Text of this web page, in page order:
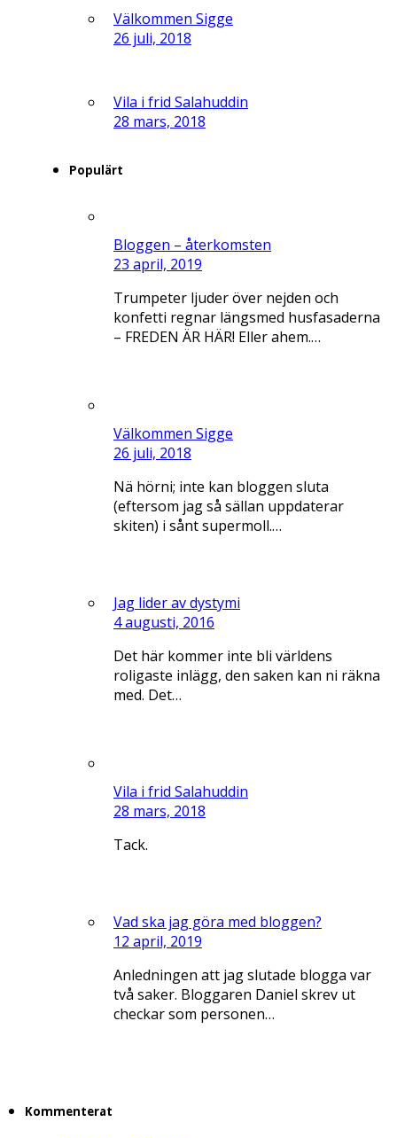
Välkommen Sigge
26 juli, 2018
Vila i frid Salahuddin
28 mars, 2018
Populärt
Bloggen – återkomsten
23 april, 2019
Trumpeter ljuder över nejden och
konfetti regnar längsmed husfasaderna
– FREDEN ÄR HÄR! Eller ahem.…
Välkommen Sigge
26 juli, 2018
Nä hörni; inte kan bloggen sluta
(eftersom jag så sällan uppdaterar
skiten) i sånt supermoll.…
Jag lider av dystymi
4 augusti, 2016
Det här kommer inte bli världens
roligaste inlägg, den saken kan ni räkna
med. Det…
Vila i frid Salahuddin
28 mars, 2018
Tack.
Vad ska jag göra med bloggen?
12 april, 2019
Anledningen att jag slutade blogga var
två saker. Bloggaren Daniel skrev ut
checkar som personen…
Kommenterat